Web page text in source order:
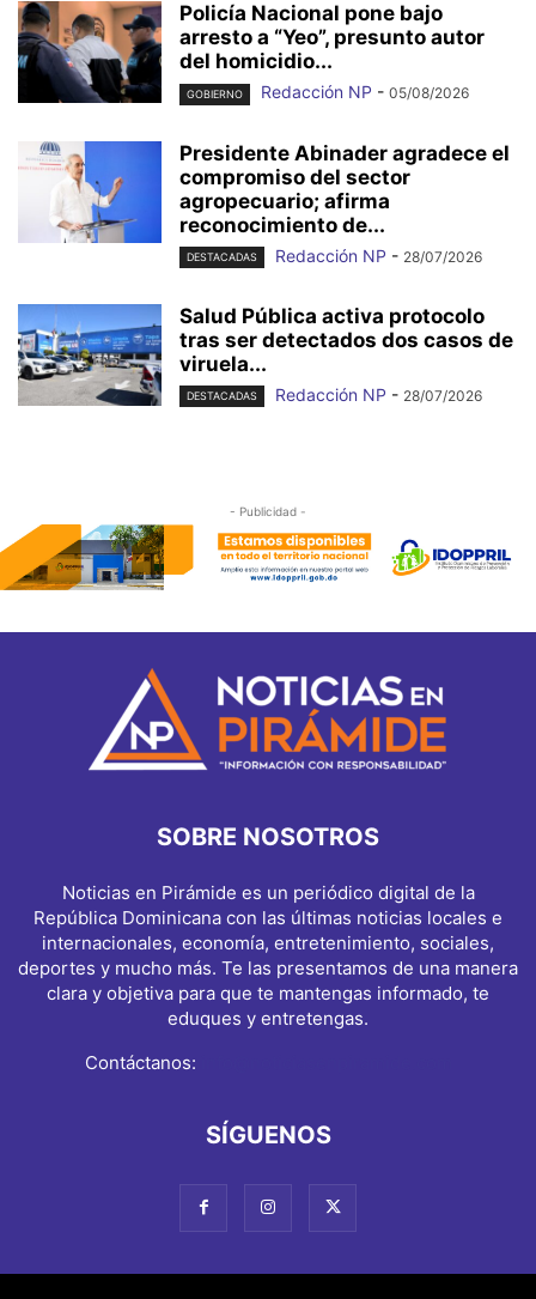
Policía Nacional pone bajo
arresto a “Yeo”, presunto autor
del homicidio...
GOBIERNO Redacción NP - 05/08/2026
Presidente Abinader agradece el
compromiso del sector
agropecuario; afirma
reconocimiento de...
DESTACADAS Redacción NP - 28/07/2026
Salud Pública activa protocolo
tras ser detectados dos casos de
viruela...
DESTACADAS Redacción NP - 28/07/2026
- Publicidad -
SOBRE NOSOTROS
Noticias en Pirámide es un periódico digital de la
República Dominicana con las últimas noticias locales e
internacionales, economía, entretenimiento, sociales,
deportes y mucho más. Te las presentamos de una manera
clara y objetiva para que te mantengas informado, te
eduques y entretengas.
Contáctanos:
SÍGUENOS